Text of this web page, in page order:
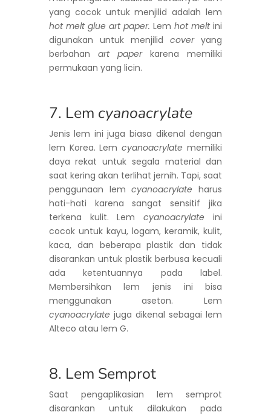
yang cocok untuk menjilid adalah lem
hot melt glue art paper. Lemhot meltini
digunakan untuk menjilidcoveryang
berbahan art paperkarena memiliki
permukaan yang licin.
7. Lem cyanoacrylate
Jenis lem ini juga biasa dikenal dengan
lem Korea. Lemcyanoacrylate memiliki
daya rekat untuk segala material dan
saat kering akan terlihat jernih. Tapi, saat
penggunaan lemcyanoacrylate harus
hati-hati karena sangat sensitif jika
terkena kulit. Lemcyanoacrylate ini
cocok untuk kayu, logam, keramik, kulit,
kaca, dan beberapa plastik dan tidak
disarankan untuk plastik berbusa kecuali
ada ketentuannya pada label.
Membersihkan lem jenis ini bisa
menggunakan aseton. Lem
cyanoacrylate juga dikenal sebagai lem
Alteco atau lem G.
8. Lem Semprot
Saat pengaplikasian lem semprot
disarankan untuk dilakukan pada